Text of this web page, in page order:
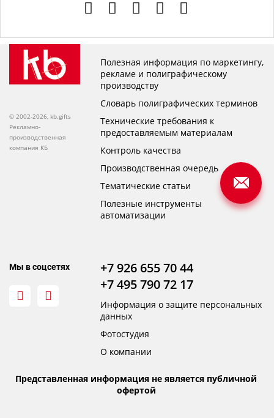
© 2002-2026, kb.gifts
Рекламно-
производственная
компания КБ
Полезная информация по маркетингу,
рекламе и полиграфическому
производству
Словарь полиграфических терминов
Технические требования к
предоставляемым материалам
Контроль качества
Производственная очередь
Тематические статьи
Полезные инструменты
автоматизации
Мы в соцсетях
+7 926 655 70 44
+7 495 790 72 17
Информация о защите персональных
данных
Фотостудия
О компании
Представленная информация не является публичной
офертой